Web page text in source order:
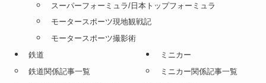
スーパーフォーミュラ/日本トップフォーミュラ
モータースポーツ現地観戦記
モータースポーツ撮影術
鉄道
鉄道関係記事一覧
ミニカー
ミニカー関係記事一覧